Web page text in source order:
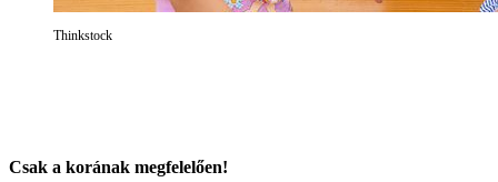
Thinkstock
Csak a korának megfelelően!